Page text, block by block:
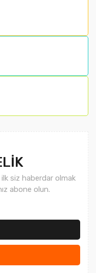
olmalı.
siz haberdar olmak
abone olun.